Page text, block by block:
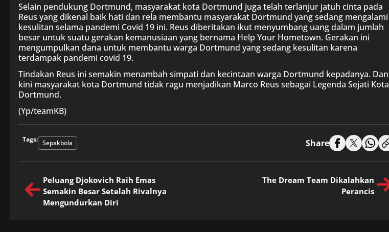
Selain pendukung Dortmund, masyarakat kota Dortmund juga telah terlanjur jatuh cinta pada
Reus yang dikenal baik hati dan rela membantu masyarakat Dortmund yang sedang mengalami
kesulitan selama pandemi Covid 19 ini. Reus diberitakan ikut menyumbang uang dalam jumlah
besar untuk suatu gerakan kemanusiaan yang bernama Help Your Hometown. Gerakan ini
mengumpulkan dana untuk membantu warga Dortmund yang sedang kesulitan karena
terdampak pandemi covid 19.
Tindakan Reus ini semakin menambah simpati dan kecintaan warga Dortmund kepadanya. Dan
kini masyarakat kota Dortmund tidak ragu menjadikan Marco Reus sebagai Legenda Sejati Kota
Dortmund.
(Yp/teamKB)
Tags: Sepakbola Share
Peluang Djokovich Raih Emas
Semakin Besar Setelah Rivalnya
Mengundurkan Diri
The Dream Team Dikalahkan
Perancis